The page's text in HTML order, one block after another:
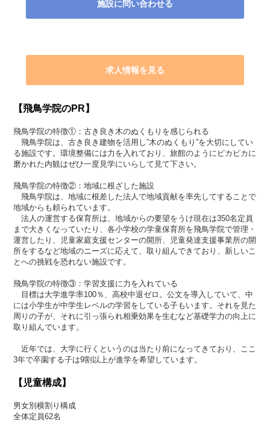
施設に問い合わせる
求人情報を見る
【飛鳥学院のPR】
飛鳥学院の特徴①：古き良き木のぬくもりを感じられる
飛鳥学院は、古き良き建物を活用し”木のぬくもり”を大切にしてい
る施設です。環境整備には力を入れており、旅館のようにピカピカに
磨かれた内観はぜひ一度見学にいらして見て下さい。
飛鳥学院の特徴②：地域に根ざした施設
飛鳥学院は、地域に根差した法人で地域貢献を率先してすることで
地域からも頼られています。
法人の運営する保育所は、地域からの要望をうけ現在は350名定員
まで大きくなっていたり、各小学校の学童保育所を飛鳥学院で管理・
運営したり、児童家庭支援センターの開所、児童発達支援事業所の開
所をするなど地域のニーズに応えて、取り組んできており、新しいこ
とへの挑戦を恐れない施設です。
飛鳥学院の特徴③：学習支援に力を入れている
目標は大学進学率100％、高校中退ゼロ。公文を導入していて、中
には小学生が中学生レベルの学習をしている子もいます。それを見た
周りの子が、それに引っ張られ相乗効果を生むなど基礎学力の向上に
取り組んでいます。
近年では、大学に行くというのは当たり前になってきており、ここ
3年で卒園する子は9割以上が進学を希望しています。
【児童構成】
男女別横割り構成
全体定員62名